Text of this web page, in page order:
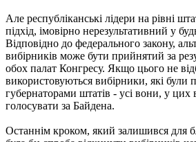
Але республіканські лідери на рівні
підхід, імовірно нерезультативний у
Відповідно до федерального закону,
вибірників може бути прийнятий за
обох палат Конгресу. Якщо цього не
використовуються вибірники, які були
губернаторами штатів - усі вони, у
голосувати за Байдена.
Останнім кроком, який залишився для